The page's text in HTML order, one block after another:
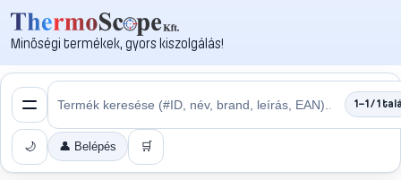
Minőségi termékek, gyors kiszolgálás!
1–1 / 1
🌙 👤 Belépés 🛒